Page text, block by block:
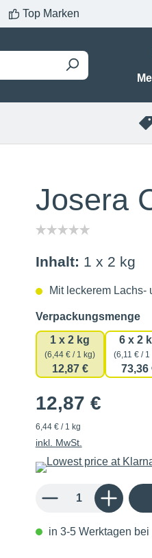
Top Marken
Josera
Inhalt: 1 x 2 kg
Mit leckerem Lachs-
Verpackungsmenge
1 x 2 kg
(6,44 € / 1 kg)
12,87 €
6 x 2
(6,11 € / 1
73,36
12,87 €
6,44 € / 1 kg
inkl. MwSt.
Produkt Anzahl: Gib den
in 3-5 Werktagen bei